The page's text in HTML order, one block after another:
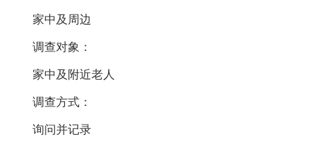
家中及周边
调查对象：
家中及附近老人
调查方式：
询问并记录